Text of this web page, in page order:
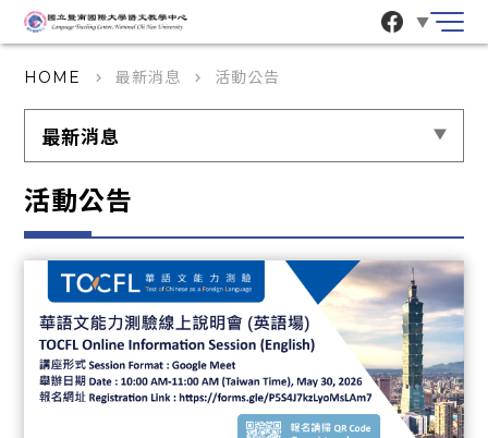
▼
HOME keyboard_arrow_right 最新消息 keyboard_arrow_right 活動公告
最新消息
活動公告